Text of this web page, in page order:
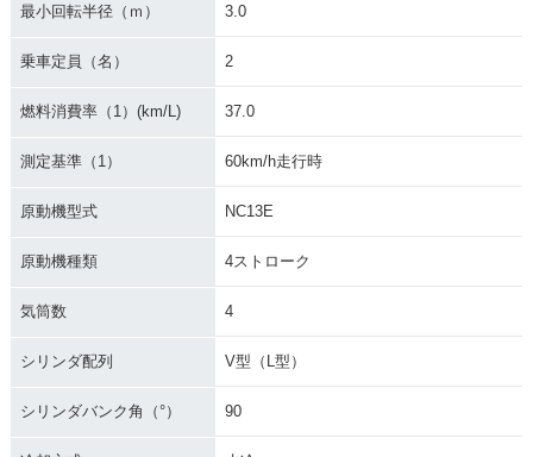
最小回転半径（ｍ） 3.0
乗車定員（名） 2
燃料消費率（1）(km/L) 37.0
測定基準（1） 60km/h走行時
原動機型式 NC13E
原動機種類 4ストローク
気筒数 4
シリンダ配列 V型（L型）
シリンダバンク角（°） 90